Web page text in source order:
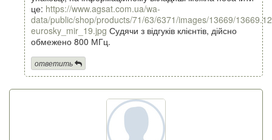
це: https://www.agsat.com.ua/wa-
data/public/shop/products/71/63/6371/images/13669/
eurosky_mir_19.jpg Судячи з відгуків клієнтів, дійсно
обмежено 800 МГц.
ответить